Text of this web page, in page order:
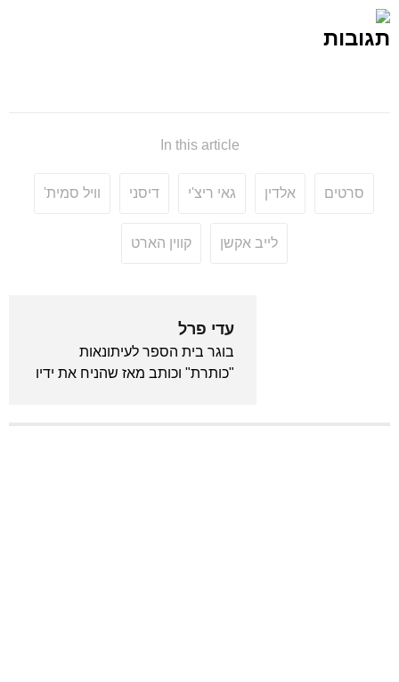
תגובות
In this article
סרטים אלדין גאי ריצ'י דיסני וויל סמית'
לייב אקשן קווין הארט
עדי פרל
בוגר בית הספר לעיתונאות
"כותרת" וכותב מאז שהניח את ידיו